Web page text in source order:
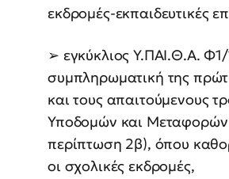
εκδρομές-εκπαιδευτικές
➢ εγκύκλιος Υ.ΠΑΙ.Θ.Α.
συμπληρωματική της
και τους απαιτούμενους
Υποδομών και Μεταφορών
περίπτωση 2β), όπου
οι σχολικές εκδρομές,